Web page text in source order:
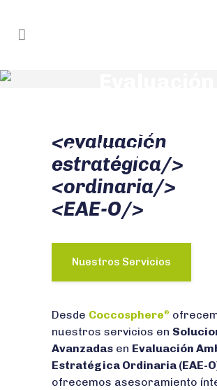
Estratégica
Ordinaria (EAE-
<evaluación
estratégica/>
<ordinaria/>
<EAE-O/>
Nuestros Servicios
Desde Coccosphere®
nuestros servicios en
Avanzadas en Evaluación
Estratégica Ordinaria (EAE-
ofrecemos asesoramiento